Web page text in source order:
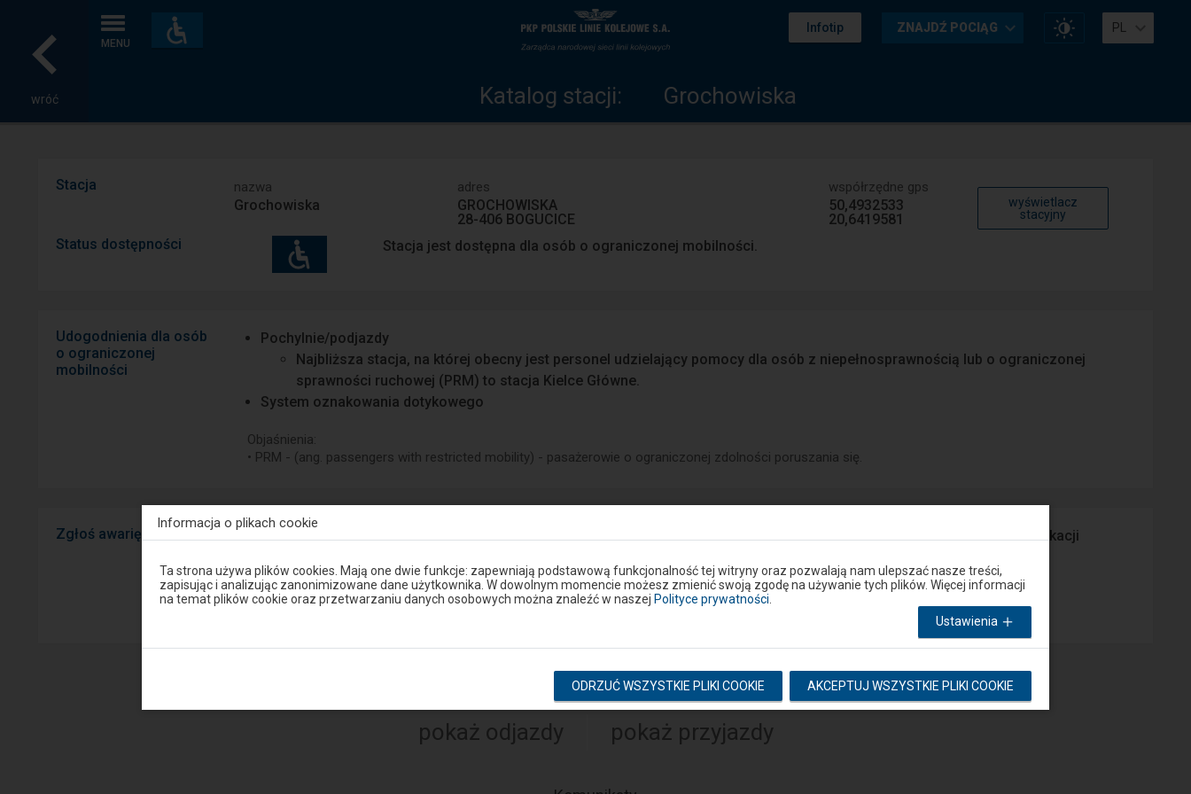
wróć
MENU
Dostępność
i
Infotip ZNAJDŹ POCIĄG
Zmień
kontrast
PL
Katalog
Strona
Katalog stacji: Grochowiska
Stacja nazwa
Grochowiska
adres
GROCHOWISKA
28-406 BOGUCICE
współrzędne gps
50,4932533
20,6419581
wyświetlacz
stacyjny
Status dostępności Stacja jest dostępna dla osób o ograniczonej mobilności.
Udogodnienia dla osób
o ograniczonej
mobilności
Pochylnie/podjazdy
Najbliższa stacja, na której obecny jest personel udzielający pomocy dla osób z niepełnosprawnością lub o ograniczonej
sprawności ruchowej (PRM) to stacja Kielce Główne.
System oznakowania dotykowego
Objaśnienia:
• PRM - (ang. passengers with restricted mobility) - pasażerowie o ograniczonej zdolności poruszania się.
Zgłoś awarię
Widzisz usterkę na peronie lub drodze dojścia do peronu? Zgłoś problem w portalu Sprawny Peron lub za pośrednictwem aplikacji
Sprawny Peron
Google Play App Store
Rozkład na stacji
pokaż odjazdy pokaż przyjazdy
Informacja o plikach cookie
Uwaga,
znajdujesz
się
W
Ta strona używa plików cookies. Mają one dwie funkcje: zapewniają podstawową funkcjonalność tej witryny oraz pozwalają nam ulepszać nasze treści,
zapisując i analizując zanonimizowane dane użytkownika. W dowolnym momencie możesz zmienić swoją zgodę na używanie tych plików. Więcej informacji
na temat plików cookie oraz przetwarzaniu danych osobowych można znaleźć w naszej Polityce prywatności
Ustawienia
ODRZUĆ WSZYSTKIE PLIKI COOKIE AKCEPTUJ WSZYSTKIE PLIKI COOKIE